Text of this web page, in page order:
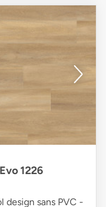
1226
design sans PVC -